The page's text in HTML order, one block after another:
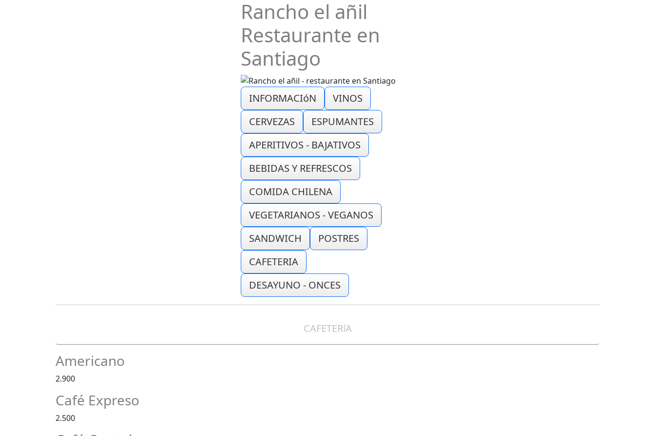
Rancho el añil
Restaurante en
Santiago
INFORMACIóN
VINOS
CERVEZAS
ESPUMANTES
APERITIVOS - BAJATIVOS
BEBIDAS Y REFRESCOS
COMIDA CHILENA
VEGETARIANOS - VEGANOS
SANDWICH
POSTRES
CAFETERIA
DESAYUNO - ONCES
CAFETERíA
Americano
2.900
Café Expreso
2.500